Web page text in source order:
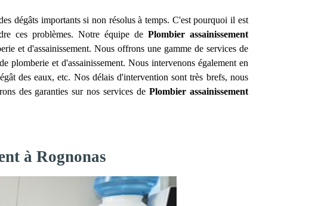
dégâts importants si non résolus à temps. C'est pourquoi il est
ces problèmes. Notre équipe de Plombier assainissement
et d'assainissement. Nous offrons une gamme de services de
plomberie et d'assainissement. Nous intervenons également en
des eaux, etc. Nos délais d'intervention sont très brefs, nous
des garanties sur nos services de Plombier assainissement
à Rognonas